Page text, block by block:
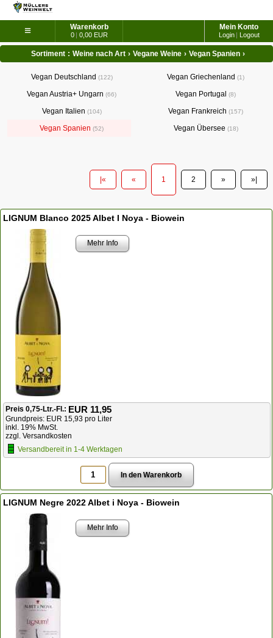
≡ Warenkorb
0 | 0,00 EUR
Mein Konto
Login | Logout
Sortiment : Weine nach Art › Vegane Weine › Vegan Spanien ›
Vegan Deutschland 122
Vegan Austria+ Ungarn 66
Vegan Italien 104
Vegan Spanien 52
Vegan Griechenland 1
Vegan Portugal 8
Vegan Frankreich 157
Vegan Übersee 18
|« « 1 2 » »|
LIGNUM Blanco 2025 Albet I Noya - Biowein
Mehr Info
Preis 0,75-Ltr.-Fl.: EUR 11,95
Grundpreis: EUR 15,93 pro Liter
inkl. 19% MwSt.
zzgl. Versandkosten
Versandbereit in 1-4 Werktagen
LIGNUM Negre 2022 Albet i Noya - Biowein
Mehr Info